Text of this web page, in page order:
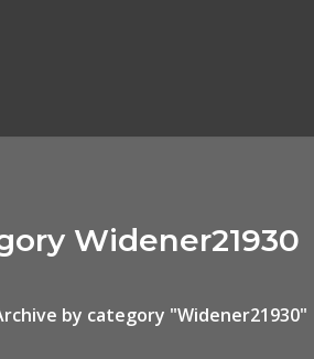
Widener21930
by category "Widener21930"